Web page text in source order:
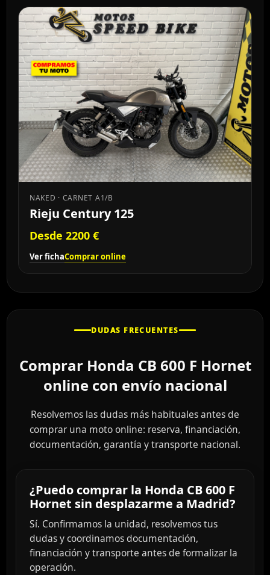
NAKED · CARNET A1/B
Rieju Century 125
Desde 2200 €
Ver fichaComprar online
DUDAS FRECUENTES
Comprar Honda CB 600 F Hornet
online con envío nacional
Resolvemos las dudas más habituales antes de
comprar una moto online: reserva, financiación,
documentación, garantía y transporte nacional.
¿Puedo comprar la Honda CB 600 F
Hornet sin desplazarme a Madrid?
Sí. Confirmamos la unidad, resolvemos tus
dudas y coordinamos documentación,
financiación y transporte antes de formalizar la
operación.